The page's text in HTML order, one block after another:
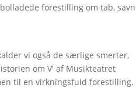
forestilling om tab, savn
vi også de særlige smerter,
om V' af Musikteatret
til en virkningsfuld forestilling.